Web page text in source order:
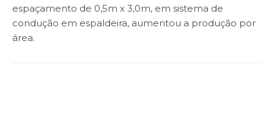
espaçamento de 0,5m x 3,0m, em sistema de
condução em espaldeira, aumentou a produção por
área.